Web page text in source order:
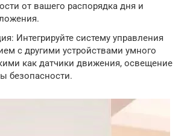
от вашего распорядка дня и
Интегрируйте систему управления
с другими устройствами умного
как датчики движения, освещение
безопасности.